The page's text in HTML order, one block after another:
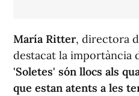
María Ritter, directora
destacat la importància
'Soletes' són llocs als
que estan atents a les